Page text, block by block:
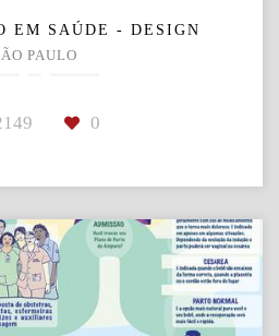
EM SAÚDE - DESIGN
PAULO
0